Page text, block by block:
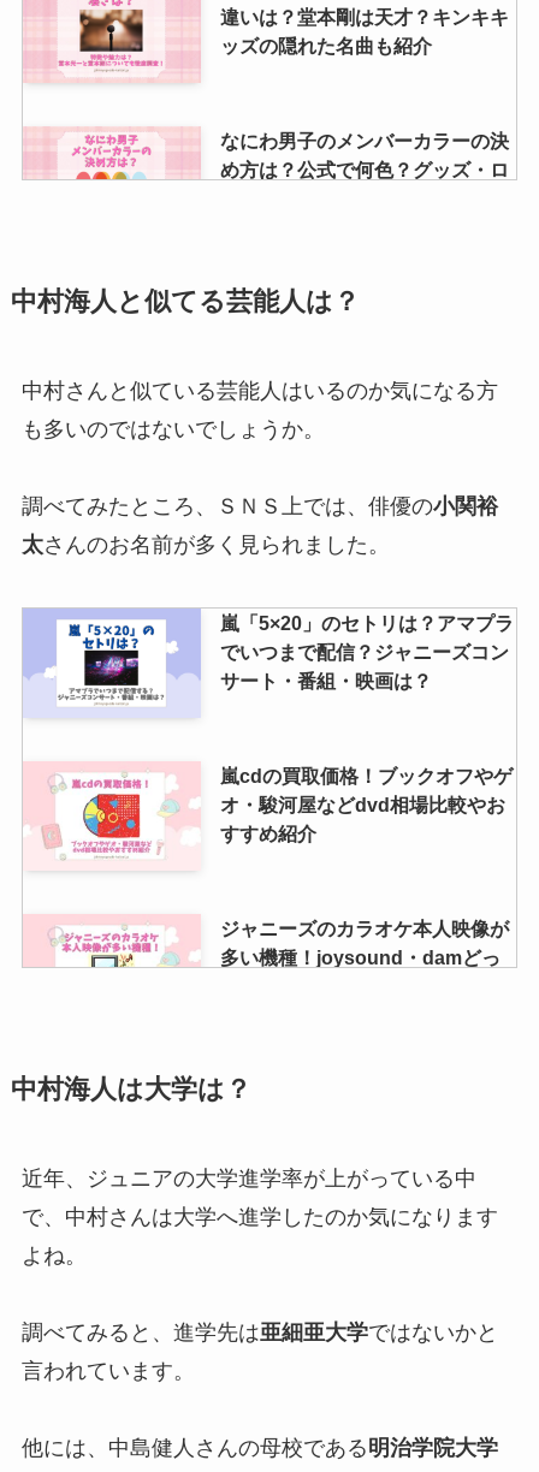
違いは？堂本剛は天才？キンキキ
ッズの隠れた名曲も紹介
なにわ男子のメンバーカラーの決
め方は？公式で何色？グッズ・ロ
ジャニーズでインスタやってる人
snowmanの体重【最新2024年】
ランキングも紹介
方は？qrごとやマナー・初めて・
dm・line交換等も調査！
フィールや家族構成・結婚歴は？
似ている芸能人は？
CD・DVD・グッズの買取価格
は？駿河屋まんだらけも調査
垢の動画買取やファンサ・dmな
末澤誠也の同期は誰がいる？向井
中村海人と似てる芸能人は？
中村さんと似ている芸能人はいるのか気になる方
も多いのではないでしょうか。
調べてみたところ、ＳＮＳ上では、俳優の小関裕
太さんのお名前が多く見られました。
嵐「5×20」のセトリは？アマプラ
でいつまで配信？ジャニーズコン
サート・番組・映画は？
嵐cdの買取価格！ブックオフやゲ
オ・駿河屋などdvd相場比較やお
すすめ紹介
ジャニーズのカラオケ本人映像が
多い機種！joysound・damどっ
末澤誠也の同期は誰がいる？向井
関ジュメンバーは？
中村海人は大学は？
近年、ジュニアの大学進学率が上がっている中
で、中村さんは大学へ進学したのか気になります
よね。
調べてみると、進学先は亜細亜大学ではないかと
言われています。
他には、中島健人さんの母校である明治学院大学